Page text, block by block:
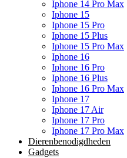
Iphone 14 Pro Max
Iphone 15
Iphone 15 Pro
Iphone 15 Plus
Iphone 15 Pro Max
Iphone 16
Iphone 16 Pro
Iphone 16 Plus
Iphone 16 Pro Max
Iphone 17
Iphone 17 Air
Iphone 17 Pro
Iphone 17 Pro Max
Dierenbenodigdheden
Gadgets